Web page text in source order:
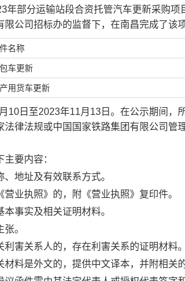
年部分运输站段合资托管汽车更新采购项
限公司招标办的监督下，在南昌完成了该
名称
车更新
用货车更新
10日至2023年11月13日 。在公示期间，
法律法规或中国国家铁路集团有限公司
要内容：
、地址及有效联系方式。
营业执照》的，附《营业执照》复印件。
本事实及相关证明材料。
。
利害关系人的，存在利害关系的证明材料。
材料是外文的，提供中文译本，并附相关